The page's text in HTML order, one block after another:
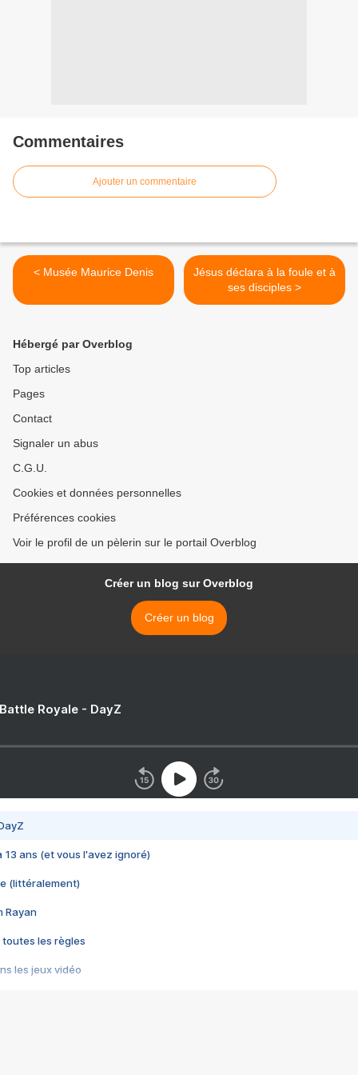
Commentaires
Ajouter un commentaire
< Musée Maurice Denis
Jésus déclara à la foule et à
ses disciples >
Hébergé par Overblog
Top articles
Pages
Contact
Signaler un abus
C.G.U.
Cookies et données personnelles
Préférences cookies
Voir le profil de un pèlerin sur le portail Overblog
Créer un blog sur Overblog
Créer un blog
Royale - DayZ
13 ans (et vous l'avez ignoré)
(littéralement)
Rayan
toutes les règles
les jeux vidéo